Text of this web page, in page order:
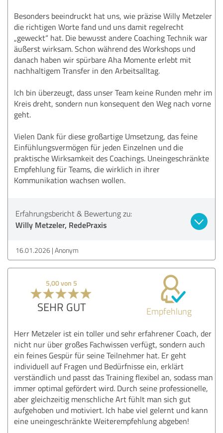
Besonders beeindruckt hat uns, wie präzise Willy Metzeler
die richtigen Worte fand und uns damit regelrecht
„geweckt“ hat. Die bewusst andere Coaching Technik war
äußerst wirksam. Schon während des Workshops und
danach haben wir spürbare Aha Momente erlebt mit
nachhaltigem Transfer in den Arbeitsalltag.
Ich bin überzeugt, dass unser Team keine Runden mehr im
Kreis dreht, sondern nun konsequent den Weg nach vorne
geht.
Vielen Dank für diese großartige Umsetzung, das feine
Einfühlungsvermögen für jeden Einzelnen und die
praktische Wirksamkeit des Coachings. Uneingeschränkte
Empfehlung für Teams, die wirklich in ihrer
Kommunikation wachsen wollen.
Erfahrungsbericht & Bewertung zu:
Willy Metzeler, RedePraxis
16.01.2026 Anonym
5,00 von 5
SEHR GUT Empfehlung
Herr Metzeler ist ein toller und sehr erfahrener Coach, der
nicht nur über großes Fachwissen verfügt, sondern auch
ein feines Gespür für seine Teilnehmer hat. Er geht
individuell auf Fragen und Bedürfnisse ein, erklärt
verständlich und passt das Training flexibel an, sodass man
immer optimal gefördert wird. Durch seine professionelle,
aber gleichzeitig menschliche Art fühlt man sich gut
aufgehoben und motiviert. Ich habe viel gelernt und kann
eine uneingeschränkte Weiterempfehlung abgeben!